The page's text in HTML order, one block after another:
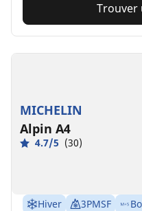
Trouver
MICHELIN
Alpin A4
4.7/5 (30)
Hiver 3PMSF